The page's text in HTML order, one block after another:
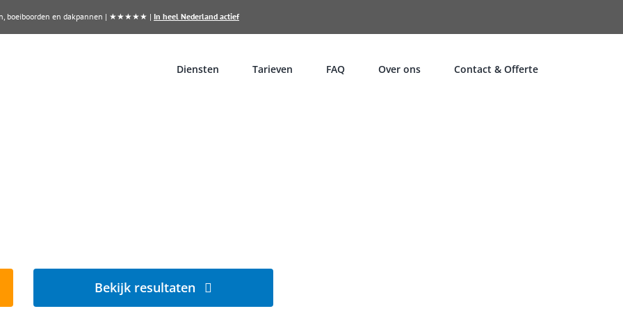
boeiboorden en dakpannen | ★★★★★ | In heel Nederland actief
Diensten Tarieven FAQ Over ons Contact & Offerte
Bekijk resultaten